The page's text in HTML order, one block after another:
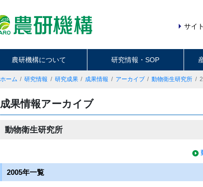
サイ
農研機構について 研究情報・SOP
ホーム 研究情報 研究成果 成果情報 アーカイブ 動物衛生研究所
成果情報アーカイブ
動物衛生研究所
2005年一覧